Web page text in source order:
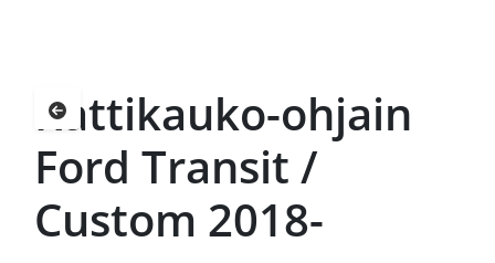
Rattikauko-ohjain
Ford Transit /
Custom 2018-
Palaa takaisin